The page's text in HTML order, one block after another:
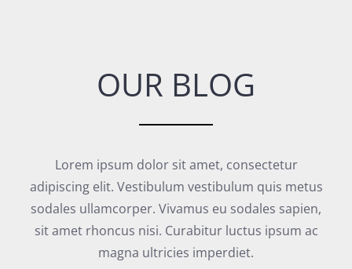
adipiscing elit. Vestibulum vestibulum quis metus
sodales ullamcorper. Vivamus eu sodales sapien,
sit amet rhoncus nisi. Curabitur luctus ipsum ac
magna ultricies imperdiet.